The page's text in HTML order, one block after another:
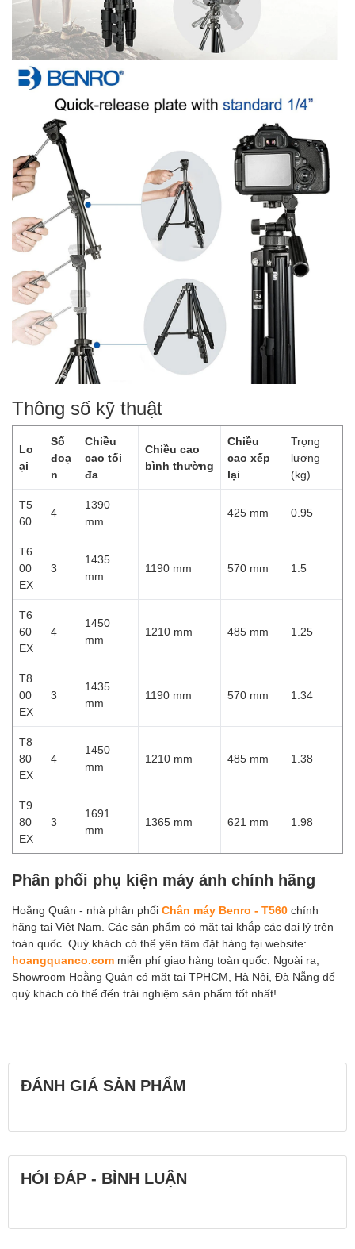
Thông số kỹ thuật
Lo
ại
Số
đoạ
n
Chiều
cao tối
đa
Chiều cao
bình thường
Chiều
cao xếp
lại
Trọng
lượng
(kg)
T5
60
4
1390
mm
425 mm 0.95
T6
00
EX
3
1435
mm
1190 mm 570 mm 1.5
T6
60
EX
4
1450
mm
1210 mm 485 mm 1.25
T8
00
EX
3
1435
mm
1190 mm 570 mm 1.34
T8
80
EX
4
1450
mm
1210 mm 485 mm 1.38
T9
80
EX
3
1691
mm
1365 mm 621 mm 1.98
Phân phối phụ kiện máy ảnh chính hãng
Hoằng Quân - nhà phân phối Chân máy Benro - T560 chính
hãng tại Việt Nam. Các sản phẩm có mặt tại khắp các đại lý trên
toàn quốc. Quý khách có thể yên tâm đặt hàng tại website:
hoangquanco.com miễn phí giao hàng toàn quốc. Ngoài ra,
Showroom Hoằng Quân có mặt tại TPHCM, Hà Nội, Đà Nẵng để
quý khách có thể đến trải nghiệm sản phẩm tốt nhất!
ĐÁNH GIÁ SẢN PHẨM
HỎI ĐÁP - BÌNH LUẬN